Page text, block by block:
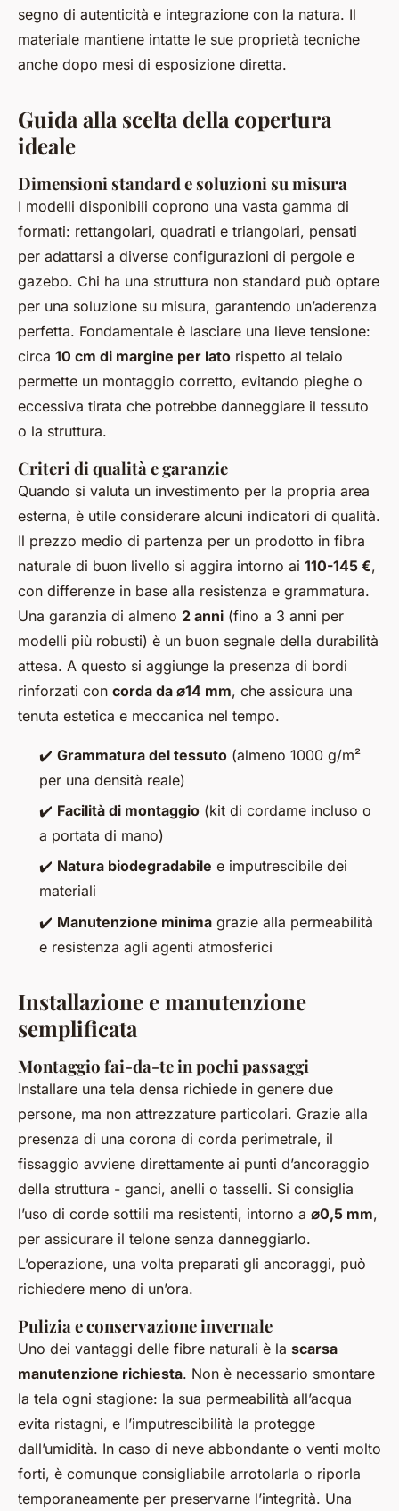
segno di autenticità e integrazione con la natura. Il
materiale mantiene intatte le sue proprietà tecniche
anche dopo mesi di esposizione diretta.
Guida alla scelta della copertura
ideale
Dimensioni standard e soluzioni su misura
I modelli disponibili coprono una vasta gamma di
formati: rettangolari, quadrati e triangolari, pensati
per adattarsi a diverse configurazioni di pergole e
gazebo. Chi ha una struttura non standard può optare
per una soluzione su misura, garantendo un’aderenza
perfetta. Fondamentale è lasciare una lieve tensione:
circa 10 cm di margine per lato rispetto al telaio
permette un montaggio corretto, evitando pieghe o
eccessiva tirata che potrebbe danneggiare il tessuto
o la struttura.
Criteri di qualità e garanzie
Quando si valuta un investimento per la propria area
esterna, è utile considerare alcuni indicatori di qualità.
Il prezzo medio di partenza per un prodotto in fibra
naturale di buon livello si aggira intorno ai 110-145 €,
con differenze in base alla resistenza e grammatura.
Una garanzia di almeno 2 anni (fino a 3 anni per
modelli più robusti) è un buon segnale della durabilità
attesa. A questo si aggiunge la presenza di bordi
rinforzati con corda da ⌀14 mm, che assicura una
tenuta estetica e meccanica nel tempo.
✔️ Grammatura del tessuto (almeno 1000 g/m²
per una densità reale)
✔️ Facilità di montaggio (kit di cordame incluso o
a portata di mano)
✔️ Natura biodegradabile e imputrescibile dei
materiali
✔️ Manutenzione minima grazie alla permeabilità
e resistenza agli agenti atmosferici
Installazione e manutenzione
semplificata
Montaggio fai-da-te in pochi passaggi
Installare una tela densa richiede in genere due
persone, ma non attrezzature particolari. Grazie alla
presenza di una corona di corda perimetrale, il
fissaggio avviene direttamente ai punti d’ancoraggio
della struttura - ganci, anelli o tasselli. Si consiglia
l’uso di corde sottili ma resistenti, intorno a ⌀0,5 mm,
per assicurare il telone senza danneggiarlo.
L’operazione, una volta preparati gli ancoraggi, può
richiedere meno di un’ora.
Pulizia e conservazione invernale
Uno dei vantaggi delle fibre naturali è la scarsa
manutenzione richiesta. Non è necessario smontare
la tela ogni stagione: la sua permeabilità all’acqua
evita ristagni, e l’imputrescibilità la protegge
dall’umidità. In caso di neve abbondante o venti molto
forti, è comunque consigliabile arrotolarla o riporla
temporaneamente per preservarne l’integrità. Una